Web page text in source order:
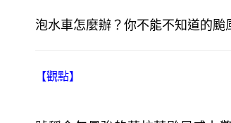
泡水車怎麼辦？你不能不知道的颱
【觀點】